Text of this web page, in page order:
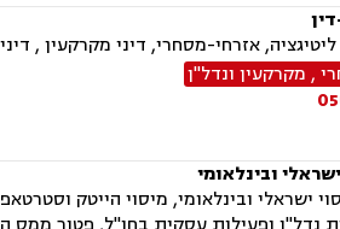
אזרחי-מסחרי, דיני מקרקעין , דיני
, מקרקעין ונדל"ן
ובינלאומי
ובינלאומי, מיסוי הייטק